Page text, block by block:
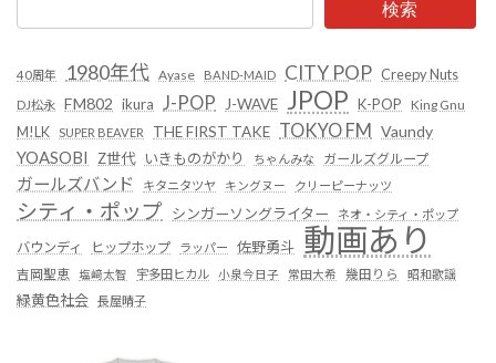
検索
40周年 1980年代 Ayase BAND-MAID CITY POP Creepy Nuts
DJ松永 FM802 ikura J-POP J-WAVE JPOP K-POP
King Gnu
M!LK
SUPER BEAVER THE FIRST TAKE TOKYO FM Vaundy
YOASOBI Z世代 いきものがかり ちゃんみな ガールズグループ
ガールズバンド キタニタツヤ キングヌー クリーピーナッツ
シティ・ポップ シンガーソングライター ネオ・シティ・ポップ
バウンディ ヒップホップ ラッパー 佐野勇斗 動画あり
吉岡聖恵 塩﨑太智 宇多田ヒカル 小泉今日子 常田大希 幾田りら 昭和歌謡
緑黄色社会 長屋晴子